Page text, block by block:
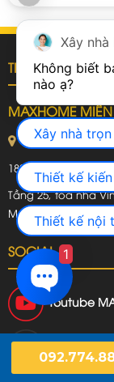
TRỤ SỞ VÀ CHI
MAXHOME
Hội sở Hà Nội
180 Vạn Phúc, Hà
Tầng 25, toà nhà
Mai, Hà Nội
SOCIAL
Youtube
TikTok
Xây nhà
Không biết
Xây nhà
Thiết kế
Thiết kế nội
1